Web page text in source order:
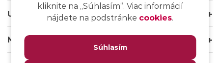
Užitočné odkazy
Naše weby
kliknite na ,,Súhlasím“. Viac informácií
nájdete na podstránke cookies.
Súhlasím